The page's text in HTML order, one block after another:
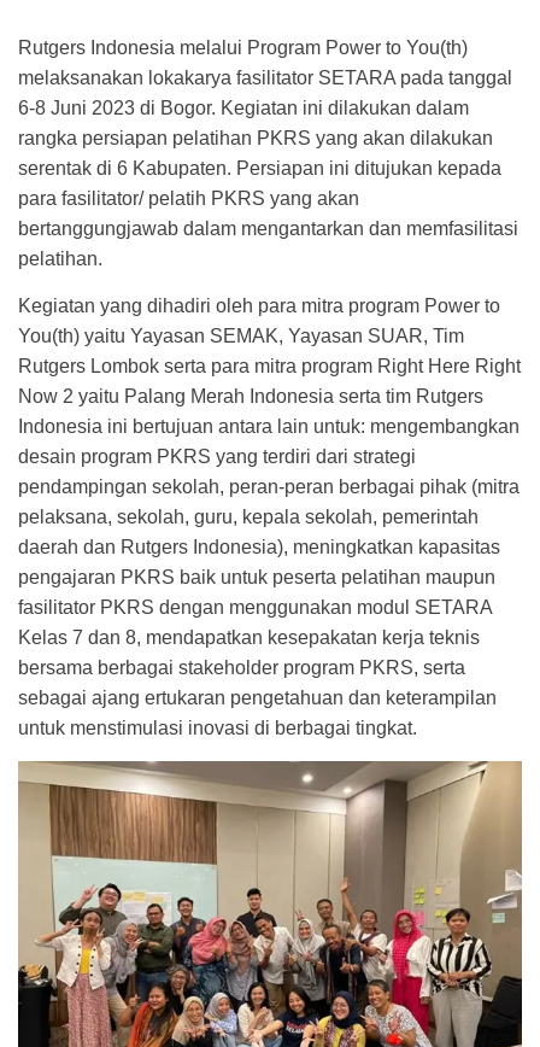
Rutgers Indonesia melalui Program Power to You(th)
melaksanakan lokakarya fasilitator SETARA pada tanggal
6-8 Juni 2023 di Bogor. Kegiatan ini dilakukan dalam
rangka persiapan pelatihan PKRS yang akan dilakukan
serentak di 6 Kabupaten. Persiapan ini ditujukan kepada
para fasilitator/ pelatih PKRS yang akan
bertanggungjawab dalam mengantarkan dan memfasilitasi
pelatihan.
Kegiatan yang dihadiri oleh para mitra program Power to
You(th) yaitu Yayasan SEMAK, Yayasan SUAR, Tim
Rutgers Lombok serta para mitra program Right Here Right
Now 2 yaitu Palang Merah Indonesia serta tim Rutgers
Indonesia ini bertujuan antara lain untuk: mengembangkan
desain program PKRS yang terdiri dari strategi
pendampingan sekolah, peran-peran berbagai pihak (mitra
pelaksana, sekolah, guru, kepala sekolah, pemerintah
daerah dan Rutgers Indonesia), meningkatkan kapasitas
pengajaran PKRS baik untuk peserta pelatihan maupun
fasilitator PKRS dengan menggunakan modul SETARA
Kelas 7 dan 8, mendapatkan kesepakatan kerja teknis
bersama berbagai stakeholder program PKRS, serta
sebagai ajang ertukaran pengetahuan dan keterampilan
untuk menstimulasi inovasi di berbagai tingkat.